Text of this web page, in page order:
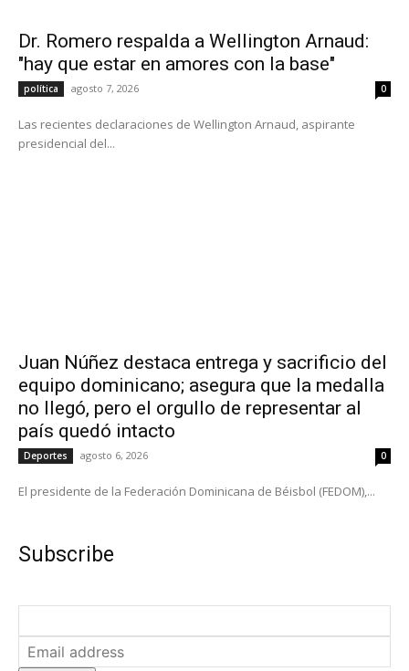
Dr. Romero respalda a Wellington Arnaud:
"hay que estar en amores con la base"
política agosto 7, 2026 0
Las recientes declaraciones de Wellington Arnaud, aspirante
presidencial del...
Juan Núñez destaca entrega y sacrificio del
equipo dominicano; asegura que la medalla
no llegó, pero el orgullo de representar al
país quedó intacto
Deportes agosto 6, 2026 0
El presidente de la Federación Dominicana de Béisbol (FEDOM),...
Subscribe